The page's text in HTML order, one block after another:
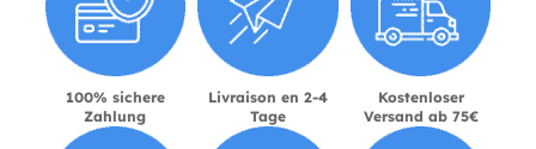
100% sichere
Zahlung
Livraison en 2-4
Tage
Kostenloser
Versand ab 75€